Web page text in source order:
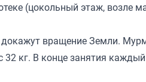
(цокольный этаж, возле
вращение Земли.
кг. В конце занятия